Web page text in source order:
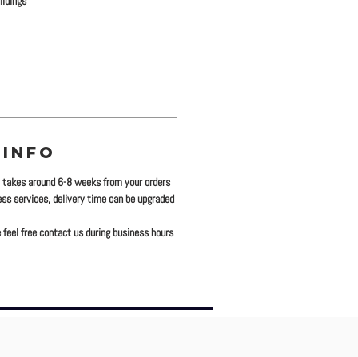
around 6-8 weeks from your orders
services, delivery time can be upgraded
free contact us during business hours